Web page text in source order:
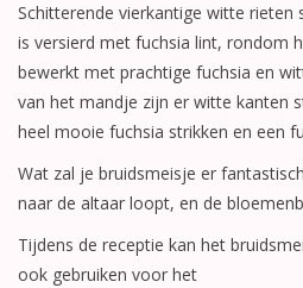
Schitterende vierkantige witte rieten
is versierd met fuchsia lint, rondom
bewerkt met prachtige fuchsia en
van het mandje zijn er witte kanten
heel mooie fuchsia strikken en een
Wat zal je bruidsmeisje er
naar de altaar loopt, en de
Tijdens de receptie kan het
ook gebruiken voor het